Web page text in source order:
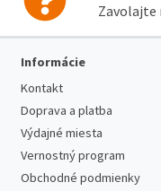
Zavolajte
Informácie
Kontakt
Doprava a platba
Výdajné miesta
Vernostný program
Obchodné podmienky